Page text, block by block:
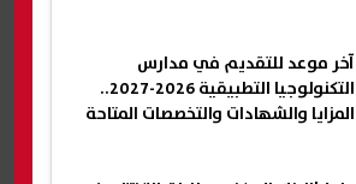
آخر موعد للتقديم في مدارس
التكنولوجيا التطبيقية 2026-2027..
المزايا والشهادات والتخصصات المتاحة